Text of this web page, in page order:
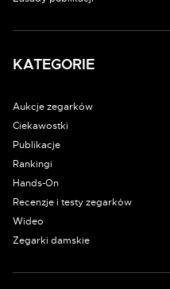
KATEGORIE
Aukcje zegarków
Ciekawostki
Publikacje
Rankingi
Hands-On
Recenzje i testy zegarków
Wideo
Zegarki damskie